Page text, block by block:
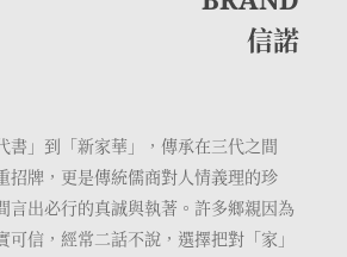
信諾
書」到「新家華」，傳承在三代之間
招牌，更是傳統儒商對人情義理的珍
言出必行的真誠與執著。許多鄉親因為
可信，經常二話不說，選擇把對「家」